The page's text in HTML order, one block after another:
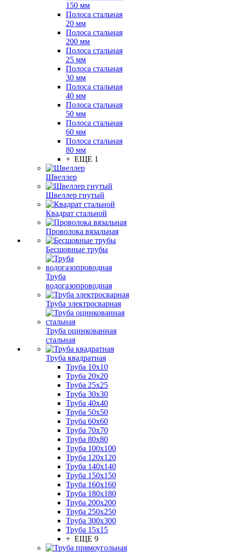
150 мм
Полоса стальная
20 мм
Полоса стальная
200 мм
Полоса стальная
25 мм
Полоса стальная
30 мм
Полоса стальная
40 мм
Полоса стальная
50 мм
Полоса стальная
60 мм
Полоса стальная
80 мм
+ ЕЩЕ 1
Швеллер
Швеллер гнутый
Квадрат стальной
Проволока вязальная
Бесшовные трубы
Труба
водогазопроводная
Труба электросварная
Труба оцинкованная
стальная
Труба квадратная
Труба 10x10
Труба 20x20
Труба 25x25
Труба 30x30
Труба 40x40
Труба 50x50
Труба 60x60
Труба 70x70
Труба 80x80
Труба 100x100
Труба 120x120
Труба 140x140
Труба 150x150
Труба 160x160
Труба 180x180
Труба 200x200
Труба 250x250
Труба 300x300
Труба 15x15
+ ЕЩЕ 9